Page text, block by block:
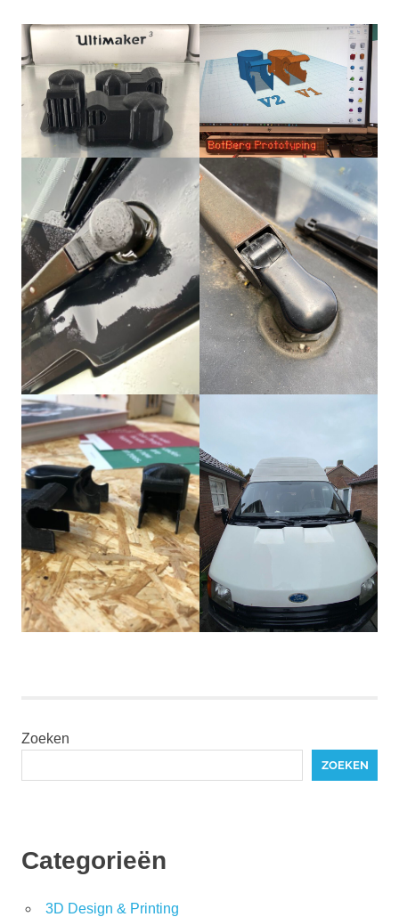
Zoeken
ZOEKEN
Categorieën
3D Design & Printing